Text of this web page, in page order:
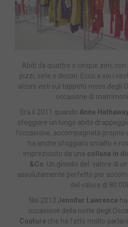
Abiti da quattro o cinque zeri,
pizzi, sete e decori. Ecco a voi i
alcuni visti sul tappeto rosso degli
occasione di
Era il 2011 quando Anne
sfoggiare un lungo abito
l’occasione, accompagnata
ha anche sfoggiato smalto e
impreziosito da una collana in
&Co. Un gioiello del valore di
assolutamente perfetto per
del valore di
Nel 2013 Jennifer Lawrence
occasione della notte degli
Couture che ha fatto molto